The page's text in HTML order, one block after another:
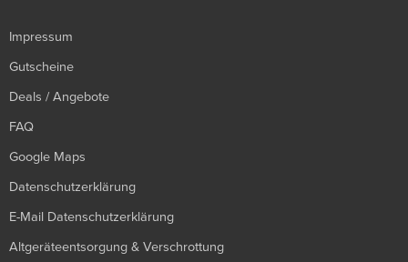
Impressum
Gutscheine
Deals / Angebote
FAQ
Google Maps
Datenschutzerklärung
E-Mail Datenschutzerklärung
Altgeräteentsorgung & Verschrottung